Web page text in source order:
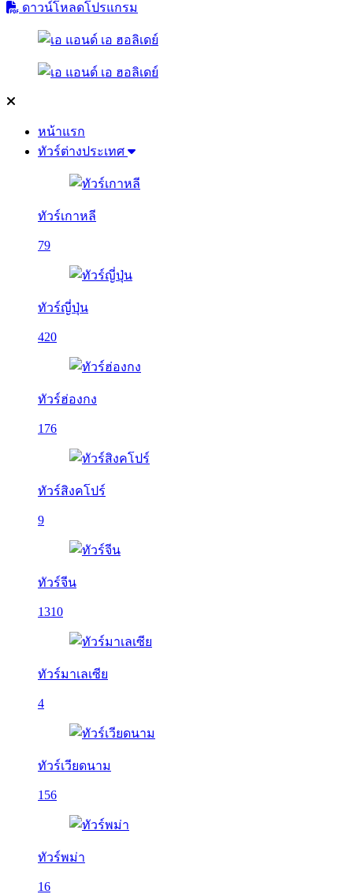
ดาวน์โหลดโปรแกรม
หน้าแรก
ทัวร์ต่างประเทศ
ทัวร์เกาหลี
79
ทัวร์ญี่ปุ่น
420
ทัวร์ฮ่องกง
176
ทัวร์สิงคโปร์
9
ทัวร์จีน
1310
ทัวร์มาเลเซีย
4
ทัวร์เวียดนาม
156
ทัวร์พม่า
16